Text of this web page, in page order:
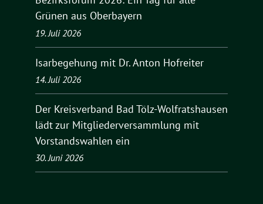
Grünen aus Oberbayern
19. Juli 2026
Isarbegehung mit Dr. Anton Hofreiter
14. Juli 2026
Der Kreisverband Bad Tölz-Wolfratshausen
lädt zur Mitgliederversammlung mit
Vorstandswahlen ein
30. Juni 2026